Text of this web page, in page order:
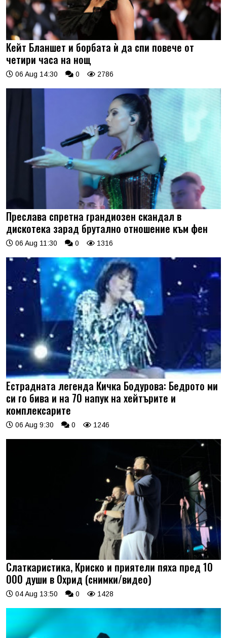
Кейт Бланшет и борбата ѝ да спи повече от
четири часа на нощ
06 Aug 14:30 0 2786
Преслава спретна грандиозен скандал в
дискотека зарад брутално отношение към фен
06 Aug 11:30 0 1316
Естрадната легенда Кичка Бодурова: Бедрото ми
си го бива и на 70 напук на хейтърите и
комплексарите
06 Aug 9:30 0 1246
Слаткаристика, Криско и приятели пяха пред 10
000 души в Охрид (снимки/видео)
04 Aug 13:50 0 1428